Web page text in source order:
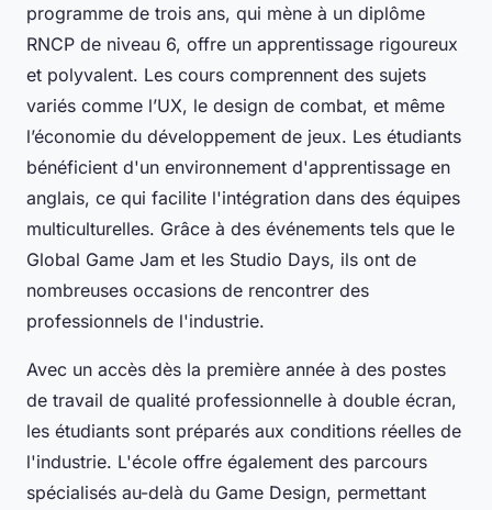
programme de trois ans, qui mène à un diplôme
RNCP de niveau 6, offre un apprentissage rigoureux
et polyvalent. Les cours comprennent des sujets
variés comme l’UX, le design de combat, et même
l’économie du développement de jeux. Les étudiants
bénéficient d'un environnement d'apprentissage en
anglais, ce qui facilite l'intégration dans des équipes
multiculturelles. Grâce à des événements tels que le
Global Game Jam et les Studio Days, ils ont de
nombreuses occasions de rencontrer des
professionnels de l'industrie.
Avec un accès dès la première année à des postes
de travail de qualité professionnelle à double écran,
les étudiants sont préparés aux conditions réelles de
l'industrie. L'école offre également des parcours
spécialisés au-delà du Game Design, permettant